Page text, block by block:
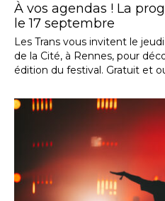
À vos agendas ! La
le 17 septembre
Les Trans vous invitent le
de la Cité, à Rennes, pour
édition du festival. Gratuit et